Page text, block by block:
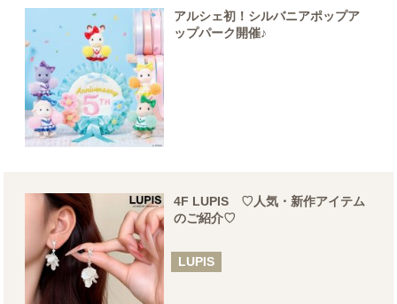
アルシェ初！シルバニアポップア
ップパーク開催♪
4F LUPIS ♡人気・新作アイテム
のご紹介♡
LUPIS